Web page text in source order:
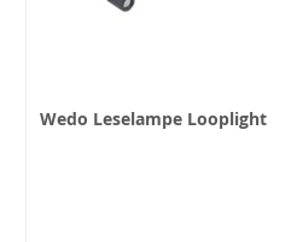
Wedo Leselampe Looplight